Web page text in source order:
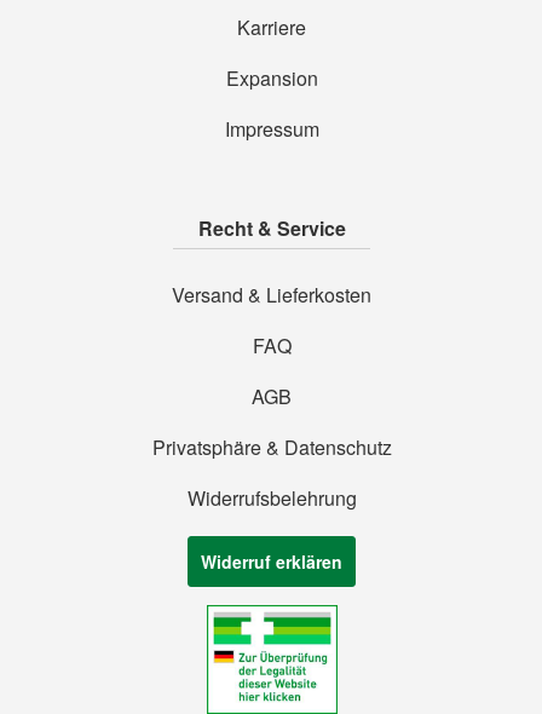
Karriere
Expansion
Impressum
Recht & Service
Versand & Lieferkosten
FAQ
AGB
Privatsphäre & Datenschutz
Widerrufsbelehrung
Widerruf erklären